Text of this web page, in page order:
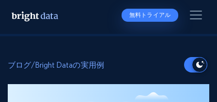
無料トライアル
ブログ/Bright Dataの実用例